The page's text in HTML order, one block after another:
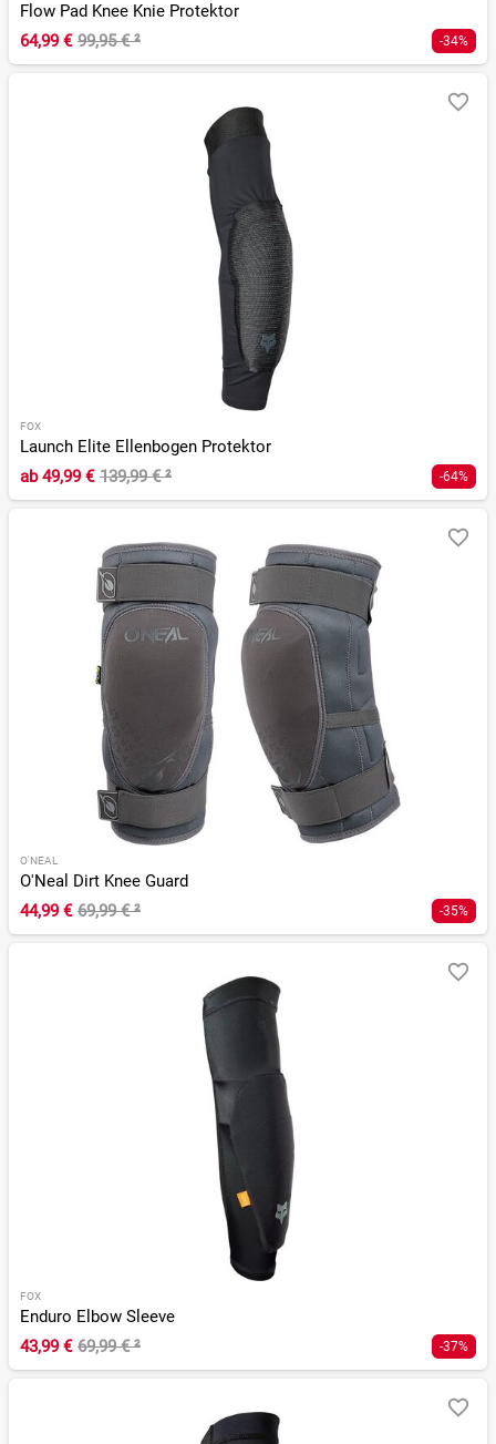
Flow Pad Knee Knie Protektor
64,99 € 99,95 €² -34%
FOX
Launch Elite Ellenbogen Protektor
ab49,99 € 139,99 €² -64%
O'NEAL
O'Neal Dirt Knee Guard
44,99 € 69,99 €² -35%
FOX
Enduro Elbow Sleeve
43,99 € 69,99 €² -37%